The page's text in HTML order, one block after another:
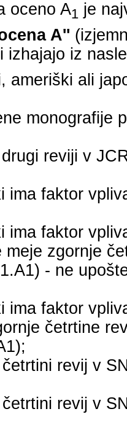
oceno A1 je
A''
izhajajo iz
ameriški ali
monografije
reviji v
ima faktor
ima faktor
meje zgornje
- ne
ima faktor
četrtine
revij v
revij v